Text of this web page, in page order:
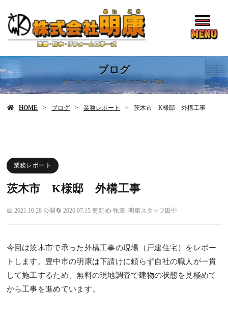
ブログ
豊中市のリフォーム会社 株式会社明康
HOME ブログ 業務レポート 茨木市 K様邸 外構工事
業務レポート
茨木市 K様邸 外構工事
2021.10.28 公開 2026.07.15 更新 執筆: 明康スタッフ田中
今回は茨木市で承った外構工事の現場（戸建住宅）をレポー
トします。豊中市の明康は下請けに頼らず自社の職人が一貫
して施工するため、無料の現地調査で建物の状態を見極めて
から工事を進めています。